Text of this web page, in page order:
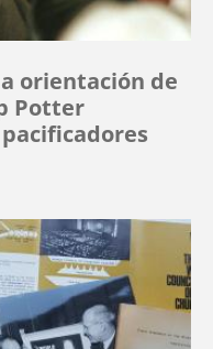
orientación de
Potter